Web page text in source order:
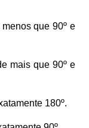
que 90º e
mais que 90º e
180º.